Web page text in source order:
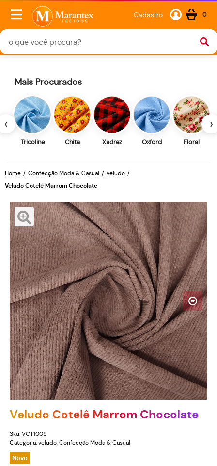
Cadastro 0
‹
Mais Procurados
Tricoline Chita Xadrez Oxford Floral
›
Home Confecção Moda & Casual veludo
Veludo Cotelê Marrom Chocolate
Veludo Cotelê Marrom Chocolate
Sku: VCT1009
Categoria: veludo, Confecção Moda & Casual
Novo